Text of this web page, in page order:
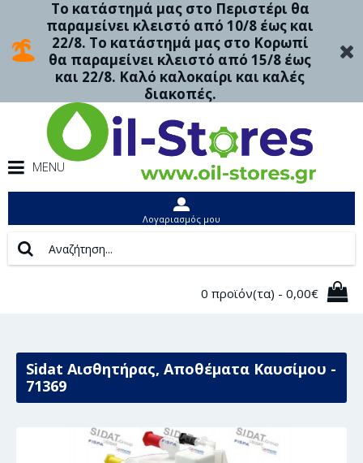
Το κατάστημά μας στο Περιστέρι θα
παραμείνει κλειστό από 10/8 έως και
22/8. Το κατάστημά μας στο Κορωπί
θα παραμείνει κλειστό από 15/8 έως
και 22/8. Καλό καλοκαίρι και καλές
διακοπές.
MENU
Λογαριασμός μου
0 προϊόν(τα) - 0,00€
Sidat Αισθητήρας, Αποθέματα Καυσίμου -
71369